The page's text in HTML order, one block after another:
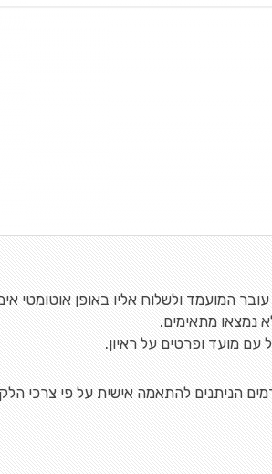
המועמד ולשלוח אליו באופן אוטומטי
נמצאו מתאימים.
עם מועד ופרטים על ראיון.
הניתנים להתאמה אישית על פי צרכי